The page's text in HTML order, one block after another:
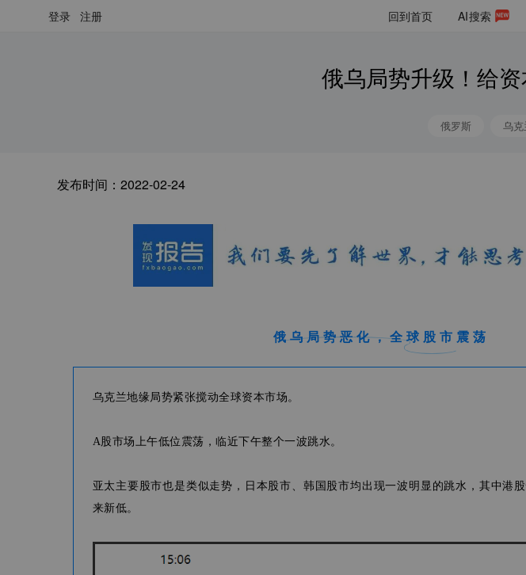
登录 注册 回到首页 AI搜索
俄乌局势升级！给
俄罗斯 乌克
发布时间： 2022-02-24
俄乌局势恶化，全球股市震荡
乌克兰地缘局势紧张搅动全球资本市场。
A股市场上午低位震荡，临近下午整个一波跳水。
亚太主要股市也是类似走势，日本股市、韩国股市均出现一波明显的跳水，其中港
来新低。